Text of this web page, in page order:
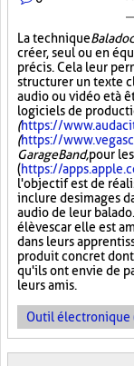
La technique
créer, seul ou en
précis. Cela leur
structurer un texte
audio ou vidéo et à
logiciels de
(https://
(https://
GarageBand,pour les
(https://
l'objectif est de
inclure des images
audio de leur
élèves car elle est
dans leurs
produit concret
qu'ils ont envie de
leurs amis.
Outil électronique